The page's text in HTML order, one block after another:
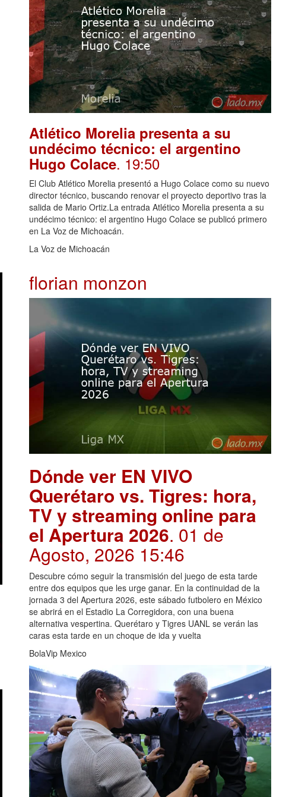
Atlético Morelia presenta a su
undécimo técnico: el argentino
Hugo Colace. 19:50
El Club Atlético Morelia presentó a Hugo Colace como su nuevo
director técnico, buscando renovar el proyecto deportivo tras la
salida de Mario Ortiz.La entrada Atlético Morelia presenta a su
undécimo técnico: el argentino Hugo Colace se publicó primero
en La Voz de Michoacán.
La Voz de Michoacán
florian monzon
Dónde ver EN VIVO
Querétaro vs. Tigres: hora,
TV y streaming online para
el Apertura 2026. 01 de
Agosto, 2026 15:46
Descubre cómo seguir la transmisión del juego de esta tarde
entre dos equipos que les urge ganar. En la continuidad de la
jornada 3 del Apertura 2026, este sábado futbolero en México
se abrirá en el Estadio La Corregidora, con una buena
alternativa vespertina. Querétaro y Tigres UANL se verán las
caras esta tarde en un choque de ida y vuelta
BolaVip Mexico